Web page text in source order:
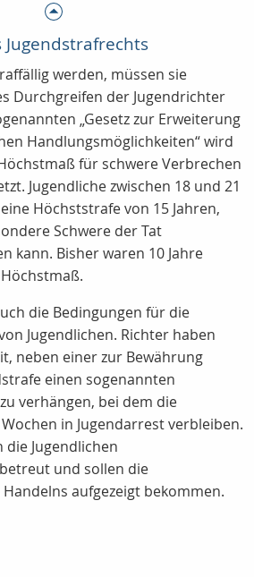
werden, müssen sie
Durchgreifen der Jugendrichter
„Gesetz zur Erweiterung
Handlungsmöglichkeiten“ wird
für schwere Verbrechen
Jugendliche zwischen 18 und 21
Höchststrafe von 15 Jahren,
Schwere der Tat
kann. Bisher waren 10 Jahre
die Bedingungen für die
Jugendlichen. Richter haben
neben einer zur Bewährung
einen sogenannten
verhängen, bei dem die
in Jugendarrest verbleiben.
Jugendlichen
und sollen die
aufgezeigt bekommen.